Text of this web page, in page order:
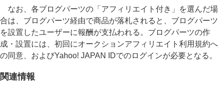
なお、各ブログパーツの「アフィリエイト付き」を選んだ場
合は、ブログパーツ経由で商品が落札されると、ブログパーツ
を設置したユーザーに報酬が支払われる。ブログパーツの作
成・設置には、初回にオークションアフィリエイト利用規約へ
の同意、およびYahoo! JAPAN IDでのログインが必要となる。
関連情報